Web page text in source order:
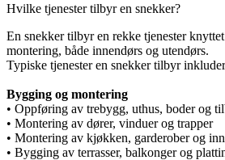
Hvilke tjenester tilbyr en snekker?
En snekker tilbyr en rekke tjenester
montering, både innendørs og utendørs.
Typiske tjenester en snekker tilbyr
Bygging og montering
• Oppføring av trebygg, uthus, boder og
• Montering av dører, vinduer og trapper
• Montering av kjøkken, garderober og
• Bygging av terrasser, balkonger og